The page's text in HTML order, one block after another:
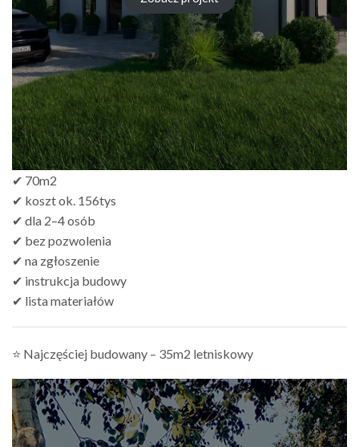
✔ 70m2
✔ koszt ok. 156tys
✔ dla 2–4 osób
✔ bez pozwolenia
✔ na zgłoszenie
✔ instrukcja budowy
✔ lista materiałów
⭐ Najczęściej budowany – 35m2 letniskowy